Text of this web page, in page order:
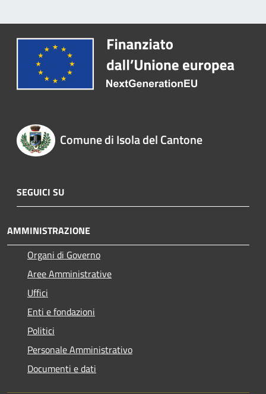
Comune di Isola del Cantone
SEGUICI SU
AMMINISTRAZIONE
Organi di Governo
Aree Amministrative
Uffici
Enti e fondazioni
Politici
Personale Amministrativo
Documenti e dati